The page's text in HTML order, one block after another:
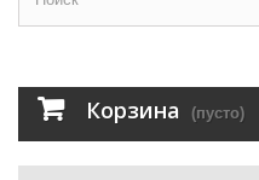
Корзина (пусто)